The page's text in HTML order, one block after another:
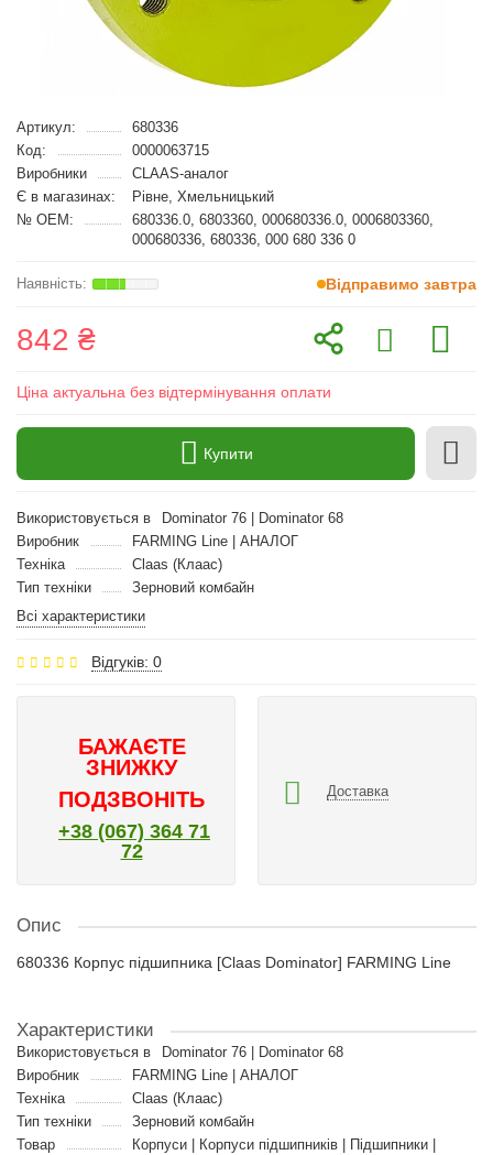
Артикул:
680336
Код:
0000063715
Виробники
CLAAS-аналог
Є в магазинах:
Рівне, Хмельницький
№ OEM:
680336.0, 6803360, 000680336.0, 0006803360,
000680336, 680336, 000 680 336 0
Відправимо завтра
842 ₴
Ціна актуальна без відтермінування оплати
Купити
Використовується в
Dominator 76 | Dominator 68
Виробник
FARMING Line | АНАЛОГ
Техніка
Claas (Клаас)
Тип техніки
Зерновий комбайн
Всі характеристики
Відгуків: 0
БАЖАЄТЕ
ЗНИЖКУ
ПОДЗВОНІТЬ
+38 (067) 364 71
72
Доставка
Опис
680336 Корпус підшипника [Claas Dominator] FARMING Line
Характеристики
Використовується в
Dominator 76 | Dominator 68
Виробник
FARMING Line | АНАЛОГ
Техніка
Claas (Клаас)
Тип техніки
Зерновий комбайн
Товар
Корпуси | Корпуси підшипників | Підшипники |